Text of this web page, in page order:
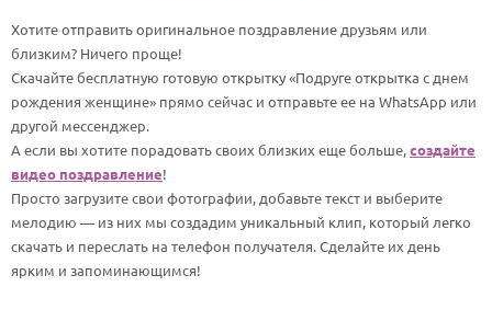
Хотите отправить оригинальное поздравление друзьям или
близким? Ничего проще!
Скачайте бесплатную готовую открытку «Подруге открытка с днем
рождения женщине» прямо сейчас и отправьте ее на WhatsApp или
другой мессенджер.
А если вы хотите порадовать своих близких еще больше,создайте
видео поздравление!
Просто загрузите свои фотографии, добавьте текст и выберите
мелодию — из них мы создадим уникальный клип, который легко
скачать и переслать на телефон получателя. Сделайте их день
ярким и запоминающимся!